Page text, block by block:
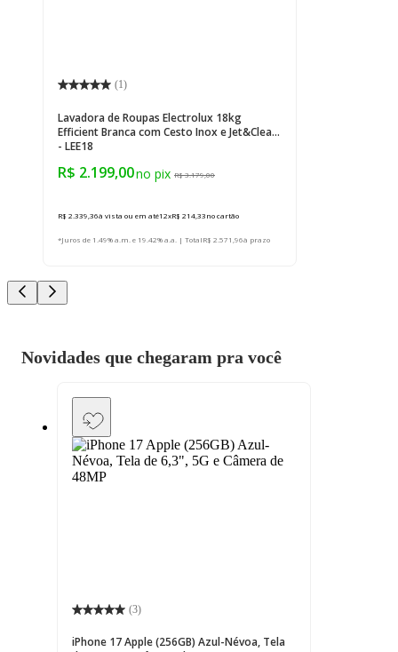
(1)
Lavadora de Roupas Electrolux 18kg
Efficient Branca com Cesto Inox e Jet&Clean
- LEE18
R$ 2.199,00 R$ 3.179,00
R$ 2.339,36à vista ou em até12xR$ 214,33no cartão
*Juros de 1.49% a.m. e 19.42% a.a. | TotalR$ 2.571,96à prazo
Novidades que chegaram pra você
(3)
iPhone 17 Apple (256GB) Azul-Névoa, Tela